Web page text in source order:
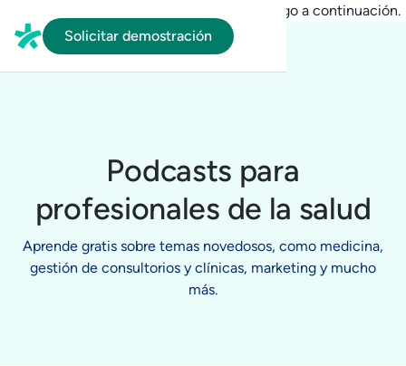
Solicitar demostración
En HubSpot tenemos otro código que te pego a continuación.
Podcasts para
profesionales de la salud
Aprende gratis sobre temas novedosos, como medicina,
gestión de consultorios y clínicas, marketing y mucho
más.